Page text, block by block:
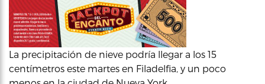
La precipitación de nieve podría llegar a los 15
centímetros este martes en Filadelfia, y un poco